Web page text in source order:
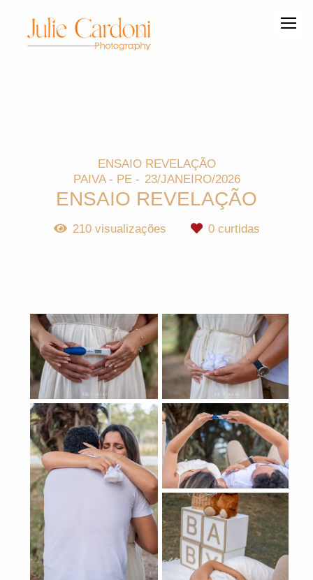
ENSAIO REVELAÇÃO
PAIVA - PE
23/JANEIRO/2026
ENSAIO REVELAÇÃO
210visualizações 0curtidas